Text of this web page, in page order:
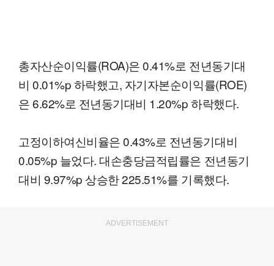
총자산순이익률(ROA)은 0.41%로 전년동기대
비 0.01%p 하락했고, 자기자본순이익률(ROE)
은 6.62%로 전년동기대비 1.20%p 하락했다.
고정이하여신비율은 0.43%로 전년동기대비
0.05%p 늘었다. 대손충당금적립률은 전년동기
대비 9.97%p 상승한 225.51%를 기록했다.
ADVERTISEMENT